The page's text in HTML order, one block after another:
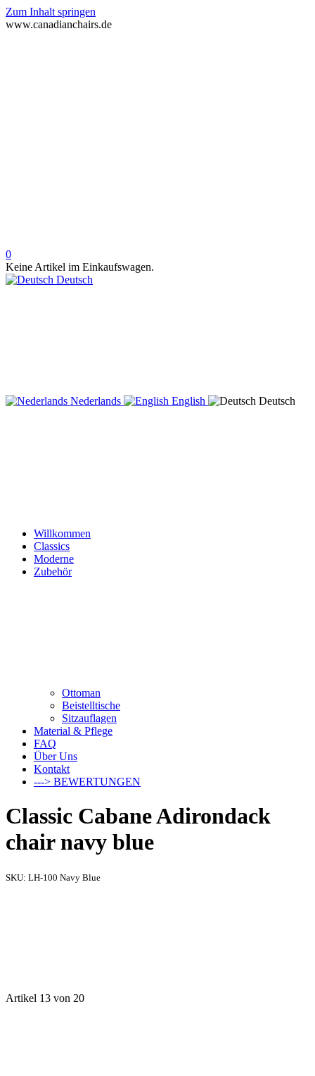
Zum Inhalt springen
www.canadianchairs.de
0
Keine Artikel im Einkaufswagen.
Deutsch
Nederlands English Deutsch
Willkommen
Classics
Moderne
Zubehör
Ottoman
Beistelltische
Sitzauflagen
Material & Pflege
FAQ
Über Uns
Kontakt
---> BEWERTUNGEN
Classic Cabane Adirondack
chair navy blue
SKU: LH-100 Navy Blue
Artikel 13 von 20